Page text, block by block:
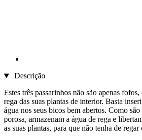
Descrição
Estes três passarinhos não são apenas
rega das suas plantas de interior. Basta
água nos seus bicos bem abertos. Como
porosa, armazenam a água de rega e
as suas plantas, para que não tenha de